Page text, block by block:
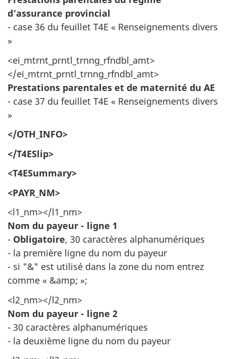
d’assurance provincial
- case 36 du feuillet T4E « Renseignements divers
»
<ei_mtrnt_prntl_trnng_rfndbl_amt>
</ei_mtrnt_prntl_trnng_rfndbl_amt>
Prestations parentales et de maternité du AE
- case 37 du feuillet T4E « Renseignements divers
»
</OTH_INFO>
</T4ESlip>
<T4ESummary>
<PAYR_NM>
<l1_nm></l1_nm>
Nom du payeur - ligne 1
- Obligatoire, 30 caractères alphanumériques
- la première ligne du nom du payeur
- si "&" est utilisé dans la zone du nom entrez
comme « &amp; »;
<l2_nm></l2_nm>
Nom du payeur - ligne 2
- 30 caractères alphanumériques
- la deuxième ligne du nom du payeur